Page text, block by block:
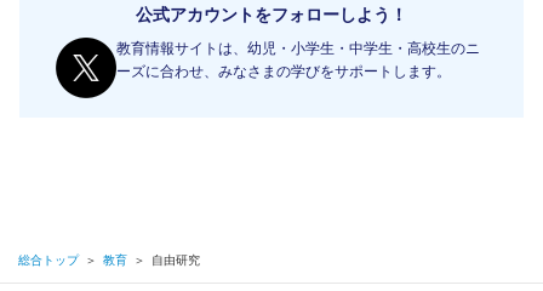
公式アカウントをフォローしよう！
教育情報サイトは、幼児・小学生・中学生・高校生のニ
ーズに合わせ、みなさまの学びをサポートします。
総合トップ ＞ 教育 ＞ 自由研究